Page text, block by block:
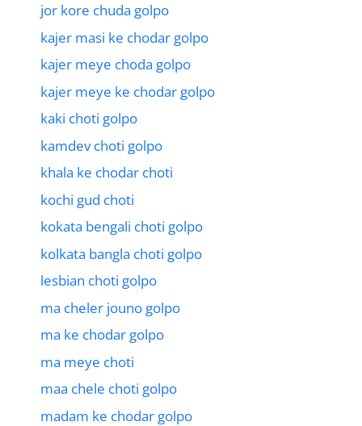
jor kore chuda golpo
kajer masi ke chodar golpo
kajer meye choda golpo
kajer meye ke chodar golpo
kaki choti golpo
kamdev choti golpo
khala ke chodar choti
kochi gud choti
kokata bengali choti golpo
kolkata bangla choti golpo
lesbian choti golpo
ma cheler jouno golpo
ma ke chodar golpo
ma meye choti
maa chele choti golpo
madam ke chodar golpo